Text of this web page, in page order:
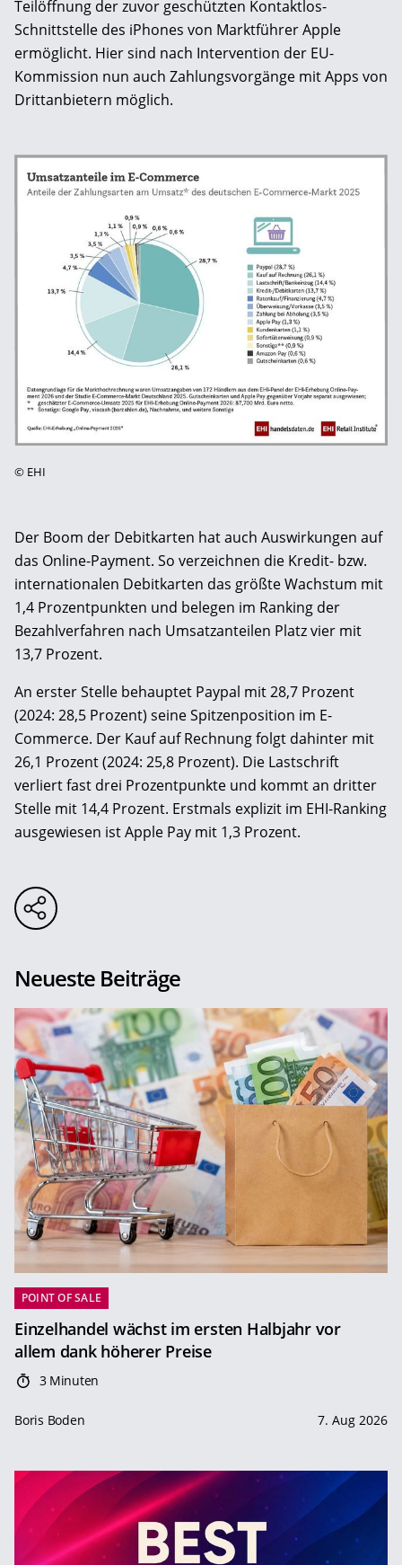
Teilöffnung der zuvor geschützten Kontaktlos-
Schnittstelle des iPhones von Marktführer Apple
ermöglicht. Hier sind nach Intervention der EU-
Kommission nun auch Zahlungsvorgänge mit Apps von
Drittanbietern möglich.
© EHI
Der Boom der Debitkarten hat auch Auswirkungen auf
das Online-Payment. So verzeichnen die Kredit- bzw.
internationalen Debitkarten das größte Wachstum mit
1,4 Prozentpunkten und belegen im Ranking der
Bezahlverfahren nach Umsatzanteilen Platz vier mit
13,7 Prozent.
An erster Stelle behauptet Paypal mit 28,7 Prozent
(2024: 28,5 Prozent) seine Spitzenposition im E-
Commerce. Der Kauf auf Rechnung folgt dahinter mit
26,1 Prozent (2024: 25,8 Prozent). Die Lastschrift
verliert fast drei Prozentpunkte und kommt an dritter
Stelle mit 14,4 Prozent. Erstmals explizit im EHI-Ranking
ausgewiesen ist Apple Pay mit 1,3 Prozent.
Neueste Beiträge
POINT OF SALE
Einzelhandel wächst im ersten Halbjahr vor
allem dank höherer Preise
3 Minuten
Boris Boden 7. Aug 2026